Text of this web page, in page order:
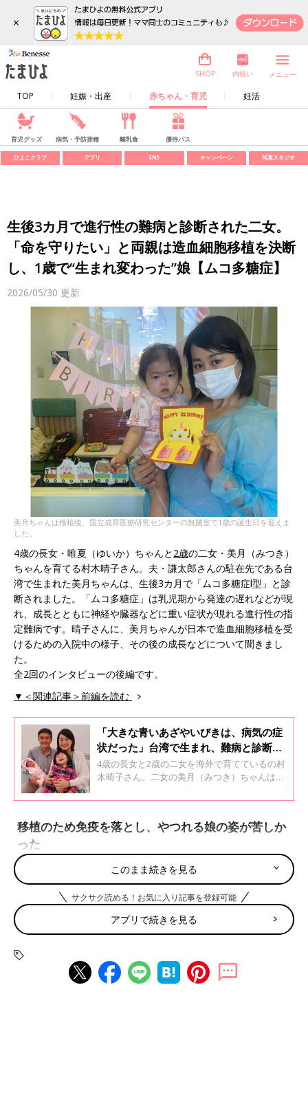
×
TOP 妊娠・出産 赤ちゃん・育児 妊活
SHOP 内祝い メニュー
育児グッズ 病気・予防接種 離乳食 優待パス
ひよこクラブ アプリ SNS キャンペーン 写真スタジオ
生後3カ月で進行性の難病と診断された二女。
「命を守りたい」と両親は造血細胞移植を決断
し、1歳で“生まれ変わった”娘【ムコ多糖症】
2026/05/30 更新
美月ちゃんは移植後、国立成育医療研究センターの無菌室で1歳の誕生日を迎えま
した。
4歳の長女・唯夏（ゆいか）ちゃんと 2歳の二女・美月（みつき）
ちゃんを育てる村木晴子さん。夫・謙太郎さんの駐在先である台
湾で生まれた美月ちゃんは、生後3カ月で「ムコ多糖症Ⅰ型」と診
断されました。「ムコ多糖症」は乳児期から発達の遅れなどが現
れ、成長とともに神経や臓器などに重い症状が現れる進行性の指
定難病です。晴子さんに、美月ちゃんが日本で造血細胞移植を受
けるための入院中の様子、その後の成長などについて聞きまし
た。
全2回のインタビューの後編です。
▼＜関連記事＞前編を読む
「大きな青いあざやいびきは、病気の症
状だった」台湾で生まれ、難病と診断さ
れた二女。毎週の点滴治療で命をつなぐ
【ムコ多糖症】
4歳の長女と2歳の二女を海外で育てているの村
木晴子さん。二女の美月（みつき）ちゃんは生
た。「ムコ多糖症」は乳児期から発達の遅れな
症状が現れる進行性の病気で、国の指定難病で
台湾の病院で受けた新生児スクリーニング検査
で見つかりました。晴子さんに、出産から診断
を受けたころのことについて聞きます。全2回
のインタビューの前編です。
移植のため免疫を落とし、やつれる娘の姿が苦しか
った
このまま続きを見る
サクサク読める！お気に入り記事を登録可能
アプリで続きを見る